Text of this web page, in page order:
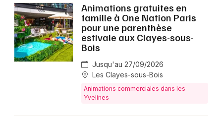
Choisir mes départements
Animations gratuites en
famille à One Nation Paris
pour une parenthèse
estivale aux Clayes-sous-
Bois
Jusqu'au 27/09/2026
Les Clayes-sous-Bois
Animations commerciales dans les
Yvelines